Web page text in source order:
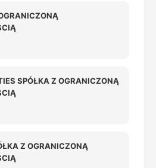
SPÓŁKA Z OGRANICZONĄ
Z OGRANICZONĄ